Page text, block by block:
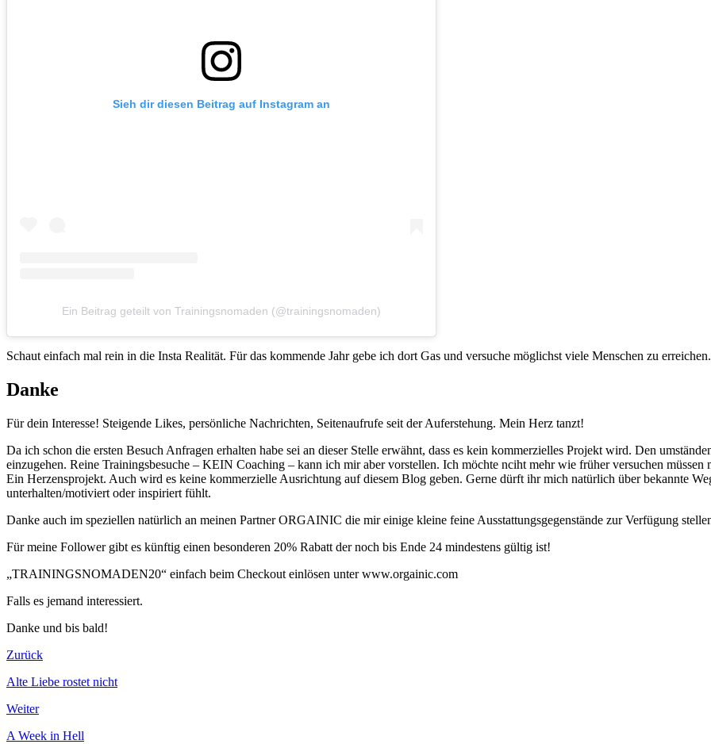
Sieh dir diesen Beitrag auf Instagram an
Ein Beitrag geteilt von Trainingsnomaden (@trainingsnomaden)
Schaut einfach mal rein in die Insta Realität. Für das kommende Jahr gebe ich dort Gas und versuche möglichst viele Menschen zu erreichen.
Danke
Für dein Interesse! Steigende Likes, persönliche Nachrichten, Seitenaufrufe seit der Auferstehung. Mein Herz tanzt!
Da ich schon die ersten Besuch Anfragen erhalten habe sei an dieser Stelle erwähnt, dass es kein kommerzielles Projekt wird. Den
einzugehen. Reine Trainingsbesuche – KEIN Coaching – kann ich mir aber vorstellen. Ich möchte nciht mehr wie früher versuchen müssen
Ein Herzensprojekt. Auch wird es keine kommerzielle Ausrichtung auf diesem Blog geben. Gerne dürft ihr mich natürlich über bekannte
unterhalten/motiviert oder inspiriert fühlt.
Danke auch im speziellen natürlich an meinen Partner ORGAINIC die mir einige kleine feine Ausstattungsgegenstände zur Verfügung
Für meine Follower gibt es künftig einen besonderen 20% Rabatt der noch bis Ende 24 mindestens gültig ist!
„TRAININGSNOMADEN20“ einfach beim Checkout einlösen unter www.orgainic.com
Falls es jemand interessiert.
Danke und bis bald!
Zurück
Alte Liebe rostet nicht
Weiter
A Week in Hell